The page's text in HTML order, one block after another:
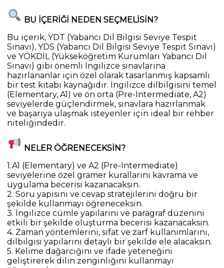
BU İÇERİĞİ NEDEN SEÇMELİSİN?
Bu içerik, YDT (Yabancı Dil Bilgisi Seviye Tespit
Sınavı), YDS (Yabancı Dil Bilgisi Seviye Tespit Sınavı)
ve YÖKDİL (Yükseköğretim Kurumları Yabancı Dil
Sınavı) gibi önemli İngilizce sınavlarına
hazırlananlar için özel olarak tasarlanmış kapsamlı
bir test kitabı kaynağıdır. İngilizce dilbilgisini temel
(Elementary, A1) ve ön orta (Pre-Intermediate, A2)
seviyelerde güçlendirmek, sınavlara hazırlanmak
ve başarıya ulaşmak isteyenler için ideal bir rehber
niteliğindedir.
NELER ÖĞRENECEKSİN?
1.A1 (Elementary) ve A2 (Pre-Intermediate)
seviyelerine özel gramer kurallarını kavrama ve
uygulama becerisi kazanacaksın.
2. Soru yapısını ve cevap stratejilerini doğru bir
şekilde kullanmayı öğreneceksin.
3. İngilizce cümle yapılarını ve paragraf düzenini
etkili bir şekilde oluşturma becerisi kazanacaksın.
4. Zaman yöntemlerini, sıfat ve zarf kullanımlarını,
dilbilgisi yapılarını detaylı bir şekilde ele alacaksın.
5. Kelime dağarcığını ve ifade yeteneğini
geliştirerek dilin zenginliğini kullanmayı